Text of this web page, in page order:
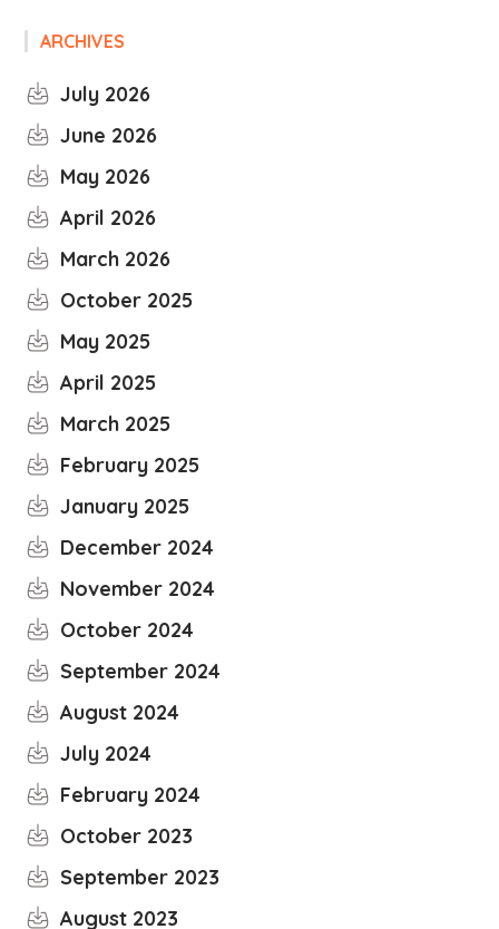
ARCHIVES
July 2026
June 2026
May 2026
April 2026
March 2026
October 2025
May 2025
April 2025
March 2025
February 2025
January 2025
December 2024
November 2024
October 2024
September 2024
August 2024
July 2024
February 2024
October 2023
September 2023
August 2023